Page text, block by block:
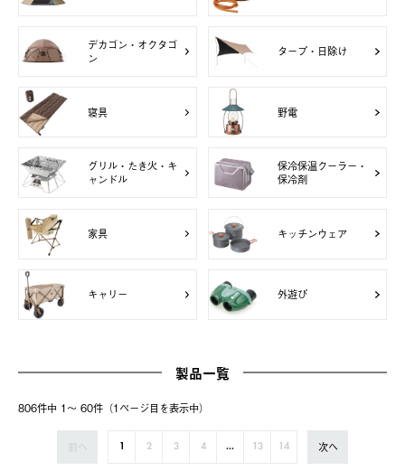
デカゴン・オクタゴ
ン
タープ・日除け
寝具 野電
グリル・たき火・キ
ャンドル
保冷保温クーラー・
保冷剤
家具 キッチンウェア
キャリー 外遊び
製品一覧
806件中 1〜 60件（1ページ⽬を表⽰中）
前へ 1 2 3 4 ... 13 14 次へ